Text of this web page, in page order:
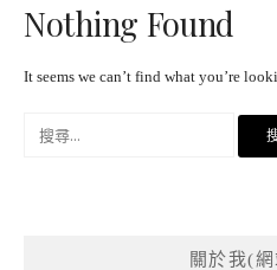
Nothing Found
It seems we can’t find what you’re
關於我(